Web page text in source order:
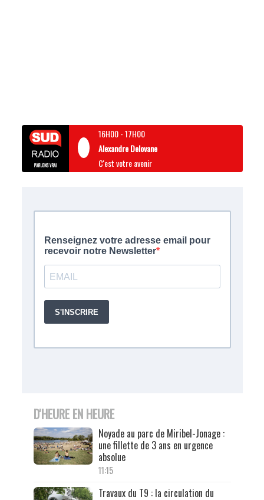
16H00-17H00
Alexandre Delovane
C'est votre avenir
D'HEURE EN HEURE
Noyade au parc de Miribel-Jonage :
une fillette de 3 ans en urgence
absolue
11:15
Travaux du T9 : la circulation du